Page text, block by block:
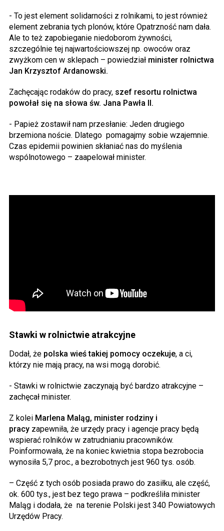
- To jest element solidarności z rolnikami, to jest również
element zebrania tych plonów, które Opatrzność nam dała.
Ale to też zapobieganie niedoborom żywności,
szczególnie tej najwartościowszej np. owoców oraz
zwyżkom cen w sklepach – powiedział minister rolnictwa
Jan Krzysztof Ardanowski.
Zachęcając rodaków do pracy, szef resortu rolnictwa
powołał się na słowa św. Jana Pawła II.
- Papież zostawił nam przesłanie: Jeden drugiego
brzemiona noście. Dlatego pomagajmy sobie wzajemnie.
Czas epidemii powinien skłaniać nas do myślenia
wspólnotowego – zaapelował minister.
Stawki w rolnictwie atrakcyjne
Dodał, że polska wieś takiej pomocy oczekuje, a ci,
którzy nie mają pracy, na wsi mogą dorobić.
- Stawki w rolnictwie zaczynają być bardzo atrakcyjne –
zachęcał minister.
Z kolei Marlena Maląg, minister rodziny i
pracy zapewniła, że urzędy pracy i agencje pracy będą
wspierać rolników w zatrudnianiu pracowników.
Poinformowała, że na koniec kwietnia stopa bezrobocia
wynosiła 5,7 proc., a bezrobotnych jest 960 tys. osób.
– Część z tych osób posiada prawo do zasiłku, ale część,
ok. 600 tys., jest bez tego prawa – podkreśliła minister
Maląg i dodała, że na terenie Polski jest 340 Powiatowych
Urzędów Pracy.